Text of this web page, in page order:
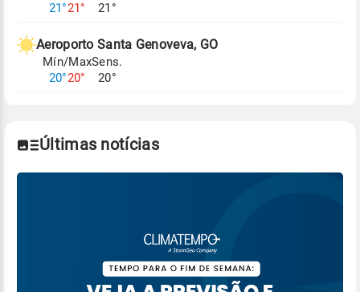
21°21°
21°
Aeroporto Santa Genoveva, GO
Mín/Max
20°20°
Sens.
20°
Últimas notícias